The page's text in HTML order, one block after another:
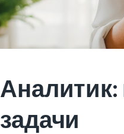
Аналитик:
задачи